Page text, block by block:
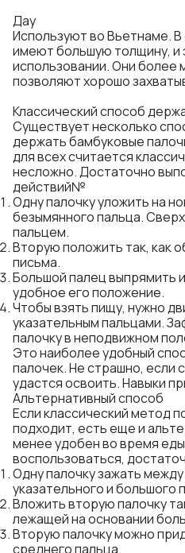
Дау
Используют во Вьетнаме. В
имеют большую толщину, и
использовании. Они более
позволяют хорошо
Классический способ
Существует несколько
держать бамбуковые
для всех считается
несложно. Достаточно
действий№
Одну палочку уложить на
безымянного пальца.
пальцем.
Вторую положить так, как
письма.
Большой палец выпрямить
удобное его положение.
Чтобы взять пищу, нужно
указательным пальцами.
палочку в неподвижном
Это наиболее удобный
палочек. Не страшно, если
удастся освоить. Навыки
Альтернативный способ
Если классический метод
подходит, есть еще и
менее удобен во время
воспользоваться,
Одну палочку зажать
указательного и большого
Вложить вторую палочку
лежащей на основании
Вторую палочку можно
среднего пальца.